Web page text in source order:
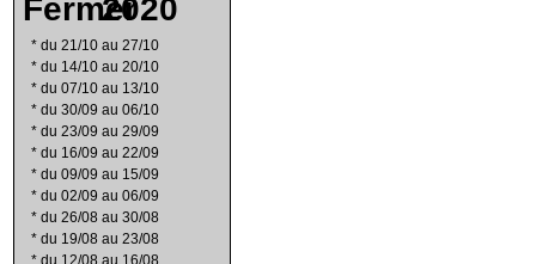
2020
* du 21/10 au 27/10
* du 14/10 au 20/10
* du 07/10 au 13/10
* du 30/09 au 06/10
* du 23/09 au 29/09
* du 16/09 au 22/09
* du 09/09 au 15/09
* du 02/09 au 06/09
* du 26/08 au 30/08
* du 19/08 au 23/08
* du 12/08 au 16/08